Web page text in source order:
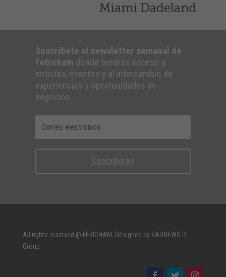
Suscribete al newsletter semanal de
Febicham donde tendrás acceso a
noticias, eventos y al intercambio de
experiencias y oportunidades de
negocios.
Suscribirse
All rights reserved @ FEBICHAM. Designed by BARNEWS R.
Group